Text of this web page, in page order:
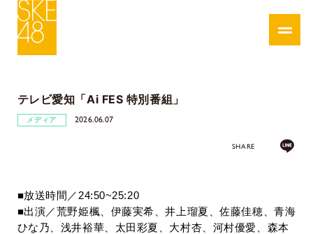
テレビ愛知「Ai FES 特別番組」
メディア 2026.06.07
SHARE
■放送時間／ 24:50~25:20
■出演／荒野姫楓、伊藤実希、井上瑠夏、佐藤佳穂、青海
ひな乃、浅井裕華、太田彩夏、大村杏、河村優愛、森本